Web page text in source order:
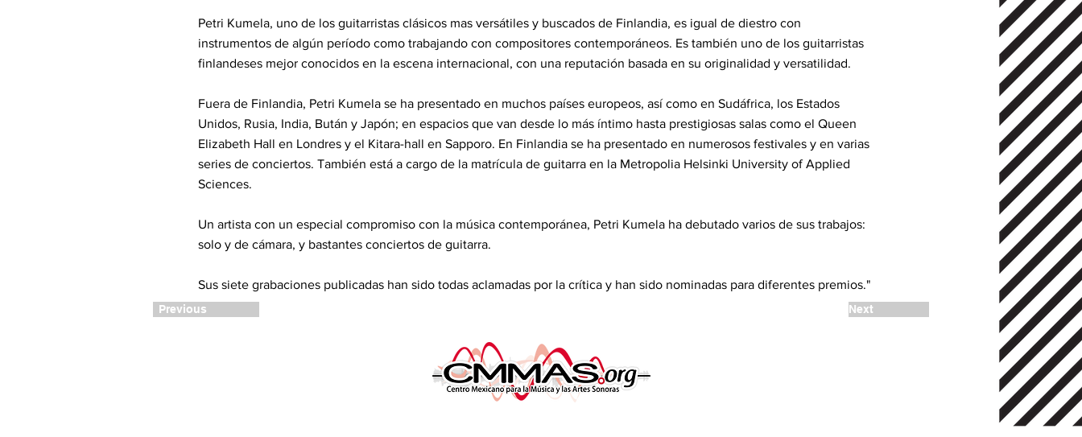
Petri Kumela, uno de los guitarristas clásicos mas versátiles y buscados de Finlandia, es igual de diestro con
instrumentos de algún período como trabajando con compositores contemporáneos. Es también uno de los guitarristas
finlandeses mejor conocidos en la escena internacional, con una reputación basada en su originalidad y versatilidad.
Fuera de Finlandia, Petri Kumela se ha presentado en muchos países europeos, así como en Sudáfrica, los Estados
Unidos, Rusia, India, Bután y Japón; en espacios que van desde lo más íntimo hasta prestigiosas salas como el Queen
Elizabeth Hall en Londres y el Kitara-hall en Sapporo. En Finlandia se ha presentado en numerosos festivales y en varias
series de conciertos. También está a cargo de la matrícula de guitarra en la Metropolia Helsinki University of Applied
Sciences.
Un artista con un especial compromiso con la música contemporánea, Petri Kumela ha debutado varios de sus trabajos:
solo y de cámara, y bastantes conciertos de guitarra.
Sus siete grabaciones publicadas han sido todas aclamadas por la crítica y han sido nominadas para diferentes premios."
Previous Next